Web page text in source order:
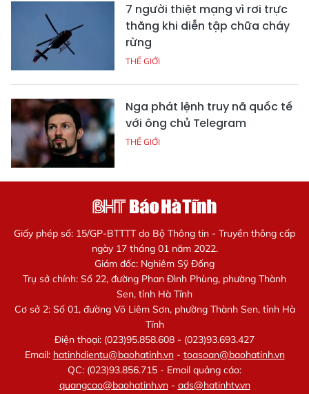
7 người thiệt mạng vì rơi trực
thăng khi diễn tập chữa cháy
rừng
THẾ GIỚI
Nga phát lệnh truy nã quốc tế
với ông chủ Telegram
THẾ GIỚI
Giấy phép số: 15/GP-BTTTT do Bộ Thông tin - Truyền thông cấp
ngày 17 tháng 01 năm 2022.
Giám đốc: Nghiêm Sỹ Đống
Trụ sở chính: Số 22, đường Phan Đình Phùng, phường Thành
Sen, tỉnh Hà Tĩnh
Cơ sở 2: Số 01, đường Võ Liêm Sơn, phường Thành Sen, tỉnh Hà
Tĩnh
Điện thoại: (023)95.858.608 - (023)93.693.427
Email: hatinhdientu@baohatinh.vn- toasoan@baohatinh.vn
QC: (023)93.856.715 - Email quảng cáo:
quangcao@baohatinh.vn- ads@hatinhtv.vn